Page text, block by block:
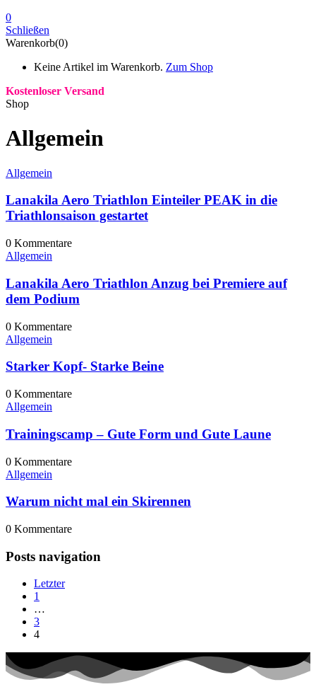
0
Schließen
Warenkorb(0)
Keine Artikel im Warenkorb. Zum Shop
Kostenloser Versand
Shop
Allgemein
Allgemein
Lanakila Aero Triathlon Einteiler PEAK in die
Triathlonsaison gestartet
0 Kommentare
Allgemein
Lanakila Aero Triathlon Anzug bei Premiere auf
dem Podium
0 Kommentare
Allgemein
Starker Kopf- Starke Beine
0 Kommentare
Allgemein
Trainingscamp – Gute Form und Gute Laune
0 Kommentare
Allgemein
Warum nicht mal ein Skirennen
0 Kommentare
Posts navigation
Letzter
1
…
3
4